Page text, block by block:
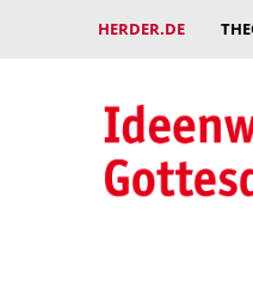
HERDER.DE